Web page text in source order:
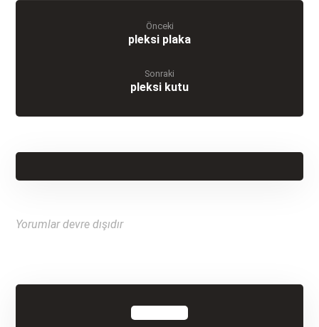
Önceki
pleksi plaka
Sonraki
pleksi kutu
Yorumlar devre dışıdır